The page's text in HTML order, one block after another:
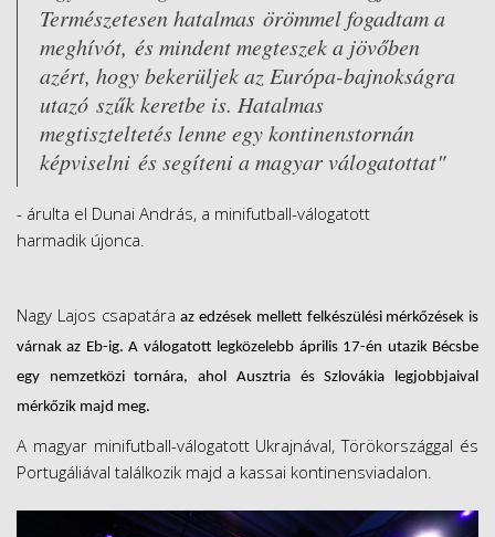
Természetesen hatalmas örömmel fogadtam a
meghívót, és mindent megteszek a jövőben
azért, hogy bekerüljek az Európa-bajnokságra
utazó szűk keretbe is. Hatalmas
megtiszteltetés lenne egy kontinenstornán
képviselni és segíteni a magyar válogatottat"
- árulta el Dunai András, a minifutball-válogatott
harmadik újonca.
Nagy Lajos csapatáraaz edzések mellett felkészülési mérkőzések is
várnak az Eb-ig. A válogatott legközelebb április 17-én utazik Bécsbe
egy nemzetközi tornára, ahol Ausztria és Szlovákia legjobbjaival
mérkőzik majd meg.
A magyar minifutball-válogatott Ukrajnával, Törökországgal és
Portugáliával találkozik majd a kassai kontinensviadalon.